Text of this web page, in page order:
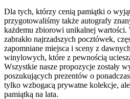
Dla tych, którzy cenią pamiątki o
przygotowaliśmy także autografy
każdemu zbiorowi unikalnej
zabrakło najrzadszych pocztówek,
zapomniane miejsca i sceny z
winylowych, które z pewnością
Wszystkie nasze propozycje zostały
poszukujących prezentów o
tylko wzbogacą prywatne kolekcje,
pamiątką na lata.